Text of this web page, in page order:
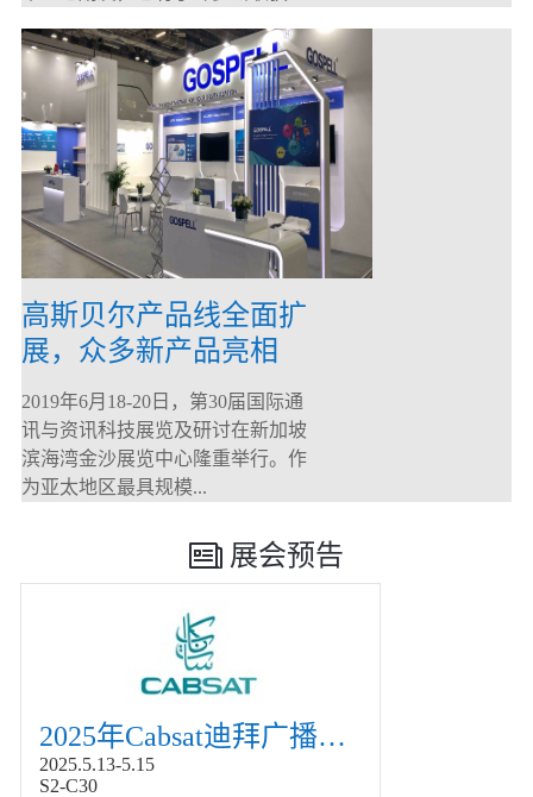
高斯贝尔产品线全面扩
展，众多新产品亮相
CommunicAsia 2019
2019年6月18-20日，第30届国际通
讯与资讯科技展览及研讨在新加坡
滨海湾金沙展览中心隆重举行。作
为亚太地区最具规模...
展会预告
2025年Cabsat迪拜广播电视展
2025.5.13-5.15
S2-C30